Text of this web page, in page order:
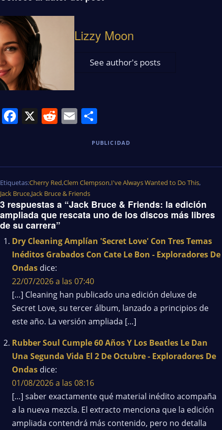
Lizzy Moon
See author's posts
Facebook
X Reddit
Email
PUBLICIDAD
Etiquetas:Cherry Red,Clem Clempson,I've Always Wanted to Do This,
Jack Bruce,Jack Bruce & Friends
3 respuestas a “Jack Bruce & Friends: la edición
ampliada que rescata uno de los discos más libres
de su carrera”
Dry Cleaning Amplían 'Secret Love' Con Tres Temas
Inéditos Grabados Con Cate Le Bon - Exploradores De
Ondas dice:
22/07/2026 a las 07:40
[…] Cleaning han publicado una edición deluxe de
Secret Love, su tercer álbum, lanzado a principios de
este año. La versión ampliada […]
Rubber Soul Cumple 60 Años Y Los Beatles Le Dan
Una Segunda Vida El 2 De Octubre - Exploradores De
Ondas dice:
01/08/2026 a las 08:16
[…] saber exactamente qué material inédito acompaña
a la nueva mezcla. El extracto menciona que la edición
ampliada contendrá más contenido, pero no detalla